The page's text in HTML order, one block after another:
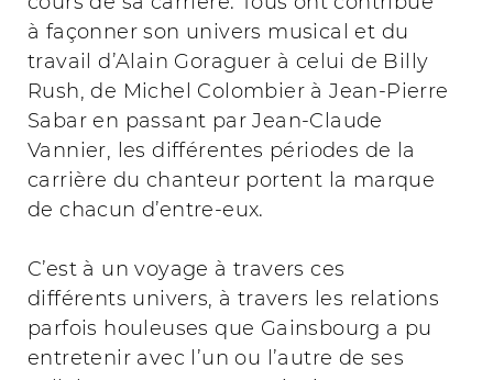
à façonner son univers musical et du
travail d’Alain Goraguer à celui de Billy
Rush, de Michel Colombier à Jean-Pierre
Sabar en passant par Jean-Claude
Vannier, les différentes périodes de la
carrière du chanteur portent la marque
de chacun d’entre-eux.
C’est à un voyage à travers ces
différents univers, à travers les relations
parfois houleuses que Gainsbourg a pu
entretenir avec l’un ou l’autre de ses